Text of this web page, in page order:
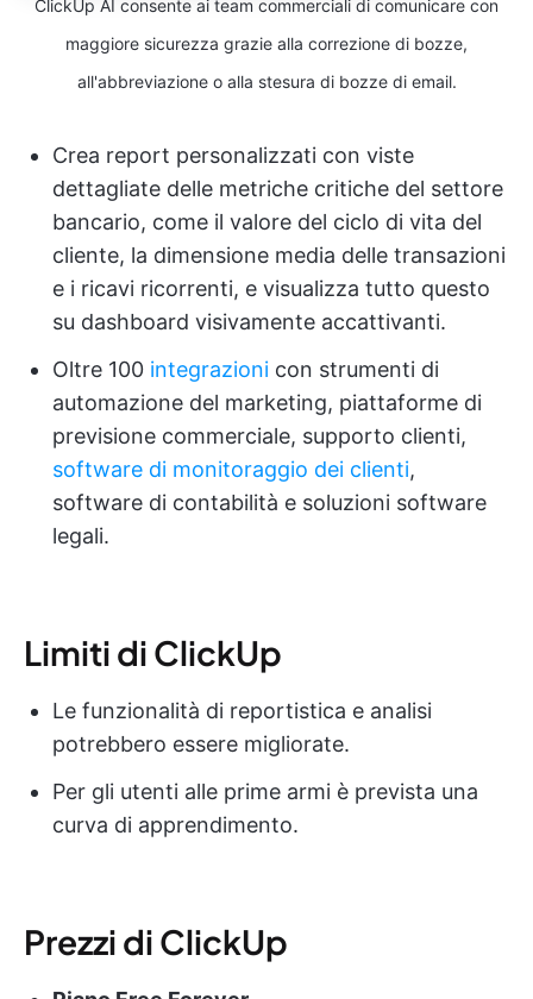
ClickUp AI consente ai team commerciali di comunicare con
maggiore sicurezza grazie alla correzione di bozze,
all'abbreviazione o alla stesura di bozze di email.
Crea report personalizzati con viste
dettagliate delle metriche critiche del settore
bancario, come il valore del ciclo di vita del
cliente, la dimensione media delle transazioni
e i ricavi ricorrenti, e visualizza tutto questo
su dashboard visivamente accattivanti.
Oltre 100 integrazioni con strumenti di
automazione del marketing, piattaforme di
previsione commerciale, supporto clienti,
software di monitoraggio dei clienti,
software di contabilità e soluzioni software
legali.
Limiti di ClickUp
Le funzionalità di reportistica e analisi
potrebbero essere migliorate.
Per gli utenti alle prime armi è prevista una
curva di apprendimento.
Prezzi di ClickUp